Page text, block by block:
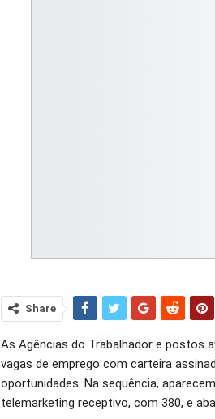
Share
As Agências do Trabalhador e postos
vagas de emprego com carteira
oportunidades. Na sequência,
telemarketing receptivo, com 380, e